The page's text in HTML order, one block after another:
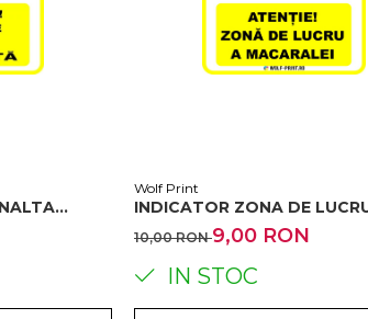
Wolf Print
INDICATOR ZONA DE
MACARALEI
10,00 RON9,00 RON
IN STOC